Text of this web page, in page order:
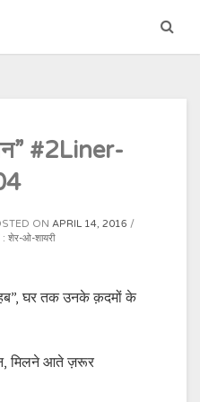
#2Liner-
ON APRIL 14, 2016
: शेर-ओ-शायरी
घर तक उनके क़दमों के
मिलने आते ज़रूर